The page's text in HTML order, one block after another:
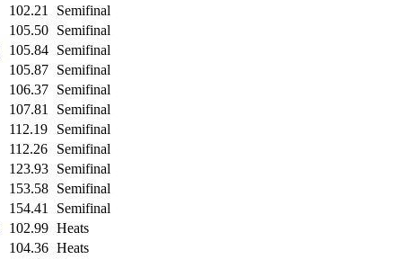
102.21
Semifinal
105.50 Semifinal
105.84 Semifinal
105.87 Semifinal
106.37 Semifinal
107.81
Semifinal
112.19
Semifinal
112.26
Semifinal
123.93 Semifinal
153.58 Semifinal
154.41
Semifinal
102.99 Heats
104.36 Heats